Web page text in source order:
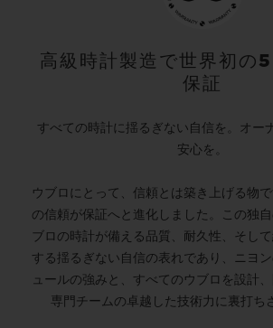
高級時計製造で世界初の
保証
すべての時計に揺るぎない自信を。オー
安心を。
ウブロにとって、信頼とは築き上げる物
の信頼が保証へと進化しました。この独
ブロの時計が備える品質、耐久性、そし
する揺るぎない自信の表れであり、ニヨ
ュールの強みと、すべてのウブロを設計
専門チームの卓越した技術力に裏打ち